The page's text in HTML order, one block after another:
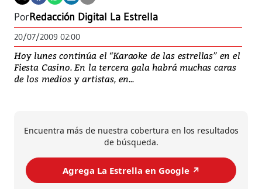
PorRedacción Digital La Estrella
20/07/2009 02:00
Hoy lunes continúa el “Karaoke de las estrellas” en el
Fiesta Casino. En la tercera gala habrá muchas caras
de los medios y artistas, en...
Encuentra más de nuestra cobertura en los resultados
de búsqueda.
Agrega La Estrella en Google ↗️